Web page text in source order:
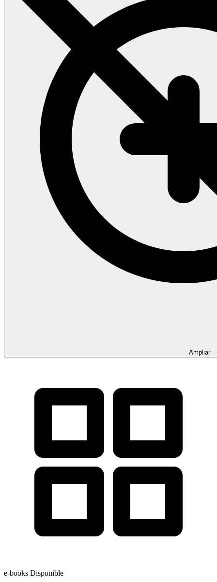
Ampliar
e-books Disponible